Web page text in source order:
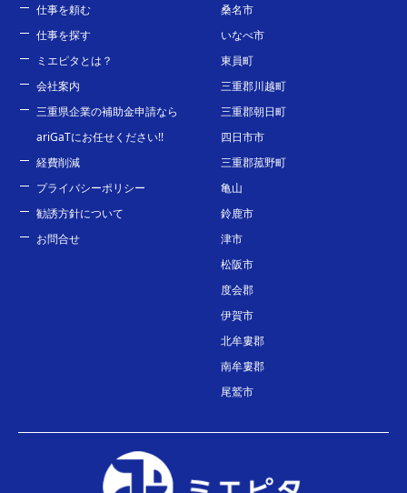
仕事を頼む
仕事を探す
ミエピタとは？
会社案内
三重県企業の補助金申請なら
ariGaTにお任せください!!
経費削減
プライバシーポリシー
勧誘方針について
お問合せ
桑名市
いなべ市
東員町
三重郡川越町
三重郡朝日町
四日市市
三重郡菰野町
亀山
鈴鹿市
津市
松阪市
度会郡
伊賀市
北牟婁郡
南牟婁郡
尾鷲市